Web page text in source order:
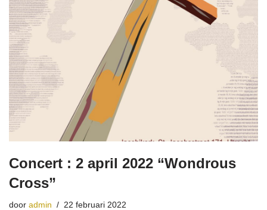
Concert : 2 april 2022 “Wondrous
Cross”
door admin 22 februari 2022